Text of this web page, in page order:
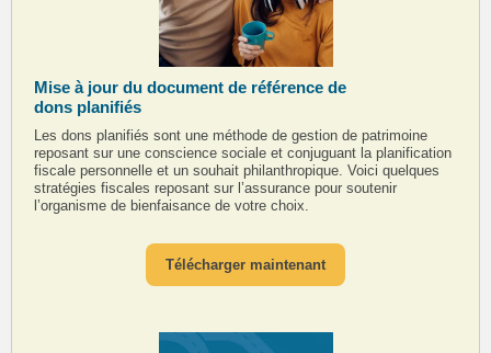
Mise à jour du document de référence de
dons planifiés
Les dons planifiés sont une méthode de gestion de patrimoine
reposant sur une conscience sociale et conjuguant la planification
fiscale personnelle et un souhait philanthropique. Voici quelques
stratégies fiscales reposant sur l’assurance pour soutenir
l’organisme de bienfaisance de votre choix.
Télécharger maintenant